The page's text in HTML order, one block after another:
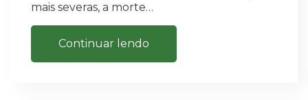
mais severas, a morte…
Continuar lendo